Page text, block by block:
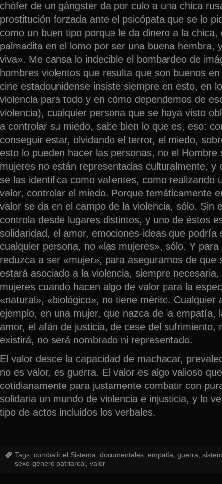
chófer de un gángster da por culo a una chica
prostitución forzada ante el psicópata que se lo
como un buen tipo porque le da dinero a la chica,
palmadita en el lomo por ser una buena hembra,
viva». Me cansa lo indecible el bombardeo de
hombres violentos que resulta que son buenos
cine estadounidense insiste siempre en esto, en
violencia para todo y en cómo dependemos de
violencia), cualquier persona que se haya visto
a controlar su miedo, sabe bien lo que es, eso:
conseguir estar, olvidando el terror, el miedo,
esto lo pueden hacer las personas, no el Hombre
mujeres no están representadas culturalmente, y
se las identifica como valientes, como realizando
valor, controlar el miedo. Porque temáticamente
valor se da en el campo de la violencia, sólo. Sin
controla desde lugares distintos, y uno de éstos
solidaridad, el amor, emociones-ideas que podría
cualquier persona, no «las mujeres», sólo. Y
reduzca a ser «mujer», para asegurarnos de que
estará asociado a la violencia, siempre
mujeres cuando hacen algo de valor para la
«natural», «biológico», no tiene mérito. Cualquier
ejemplo, en una mujer, que nazca de la empatía,
amor, el afán de justicia, de cese del sufrimiento,
existirá, no será nombrado ni representado.
El valor desde la capacidad de machacar,
no es valor, es guerra. El valor es algo valioso
cotidianamente para justamente combatir con
solidaria un mundo de violencia e injusticia, y lo
tipo de actos incluidos los verbales.
Tags: combatir el Sistema, documentales, empatía, guerra,
sexo-género patriarcal, valor